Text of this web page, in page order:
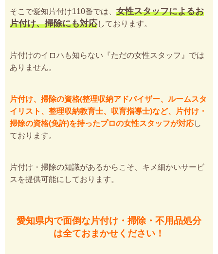
そこで愛知片付け110番では、 女性スタッフによるお
片付け、掃除にも対応しております。
片付けのイロハも知らない『ただの女性スタッフ』では
ありません。
片付け、掃除の資格(整理収納アドバイザー、ルームスタ
イリスト、整理収納教育士、収育指導士)など、片付け・
掃除の資格(免許)を持ったプロの女性スタッフが対応し
ております。
片付け・掃除の知識があるからこそ、キメ細かいサービ
スを提供可能にしております。
愛知県内で面倒な片付け・掃除・不用品処分
は全ておまかせください！